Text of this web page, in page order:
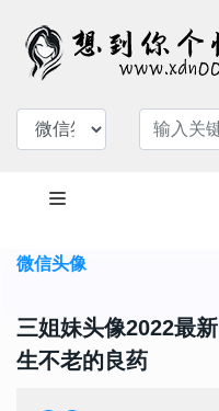
微信头像
三姐妹头像2022最
生不老的良药